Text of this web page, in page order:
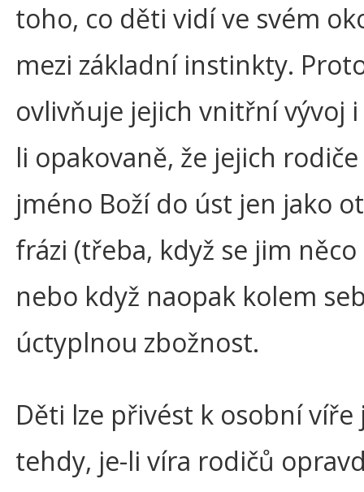
toho, co děti vidí ve svém
mezi základní instinkty.
ovlivňuje jejich vnitřní vývoj i
li opakovaně, že jejich
jméno Boží do úst jen jako
frázi (třeba, když se jim
nebo když naopak kolem
úctyplnou zbožnost.
Děti lze přivést k osobní víře
tehdy, je-li víra rodičů